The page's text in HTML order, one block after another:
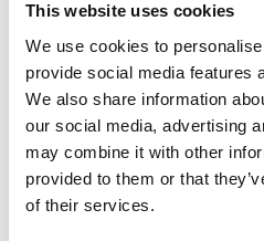
This website uses cookies
We use cookies to
provide social media features
We also share information
our social media, advertising
may combine it with other
provided to them or that
of their services.
diventare un' ottima
e ricca di nutrimenti!"
Preparare dei vasetti
versato il budino in un
Versare i semi di chia in
il latte di mandorla e il
o il dolcificante preferito.
Mescolare bene, poi